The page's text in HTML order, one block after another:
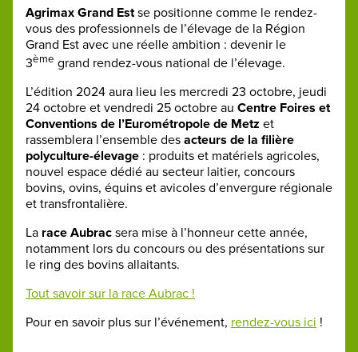
Agrimax Grand Estse positionne comme le rendez-
vous des professionnels de l’élevage de la Région
Grand Est avec une réelle ambition : devenir le
3ème grand rendez-vous national de l’élevage.
L’édition 2024 aura lieu les mercredi 23 octobre, jeudi
24 octobre et vendredi 25 octobre au Centre Foires et
Conventions de l’Eurométropole de Metz et
rassemblera l’ensemble des acteurs de la filière
polyculture-élevage : produits et matériels agricoles,
nouvel espace dédié au secteur laitier, concours
bovins, ovins, équins et avicoles d’envergure régionale
et transfrontalière.
La race Aubrac sera mise à l’honneur cette année,
notamment lors du concours ou des présentations sur
le ring des bovins allaitants.
Tout savoir sur la race Aubrac !
Pour en savoir plus sur l’événement, rendez-vous ici !